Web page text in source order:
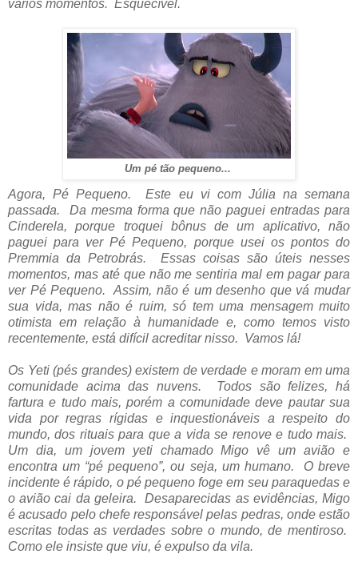
vários momentos. Esquecível.
Um pé tão pequeno...
Agora, Pé Pequeno. Este eu vi com Júlia na semana
passada. Da mesma forma que não paguei entradas para
Cinderela, porque troquei bônus de um aplicativo, não
paguei para ver Pé Pequeno, porque usei os pontos do
Premmia da Petrobrás. Essas coisas são úteis nesses
momentos, mas até que não me sentiria mal em pagar para
ver Pé Pequeno. Assim, não é um desenho que vá mudar
sua vida, mas não é ruim, só tem uma mensagem muito
otimista em relação à humanidade e, como temos visto
recentemente, está difícil acreditar nisso. Vamos lá!
Os Yeti (pés grandes) existem de verdade e moram em uma
comunidade acima das nuvens. Todos são felizes, há
fartura e tudo mais, porém a comunidade deve pautar sua
vida por regras rígidas e inquestionáveis a respeito do
mundo, dos rituais para que a vida se renove e tudo mais.
Um dia, um jovem yeti chamado Migo vê um avião e
encontra um “pé pequeno”, ou seja, um humano. O breve
incidente é rápido, o pé pequeno foge em seu paraquedas e
o avião cai da geleira. Desaparecidas as evidências, Migo
é acusado pelo chefe responsável pelas pedras, onde estão
escritas todas as verdades sobre o mundo, de mentiroso.
Como ele insiste que viu, é expulso da vila.